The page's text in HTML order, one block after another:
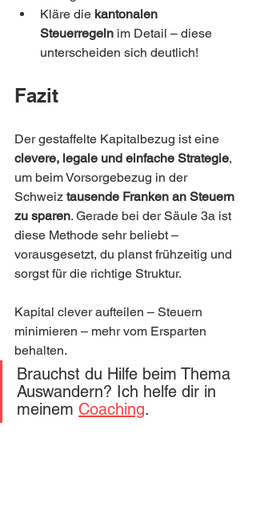
Kläre die kantonalen
Steuerregeln im Detail – diese
unterscheiden sich deutlich!
Fazit
Der gestaffelte Kapitalbezug ist eine
clevere, legale und einfache Strategie,
um beim Vorsorgebezug in der
Schweiz tausende Franken an Steuern
zu sparen. Gerade bei der Säule 3a ist
diese Methode sehr beliebt –
vorausgesetzt, du planst frühzeitig und
sorgst für die richtige Struktur.
Kapital clever aufteilen – Steuern
minimieren – mehr vom Ersparten
behalten.
Brauchst du Hilfe beim Thema
Auswandern? Ich helfe dir in
meinem Coaching.